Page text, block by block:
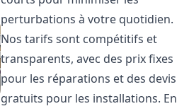
perturbations à votre quotidien.
Nos tarifs sont compétitifs et
transparents, avec des prix fixes
pour les réparations et des devis
gratuits pour les installations. En